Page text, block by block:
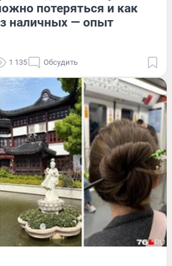
потеряться и как
наличных — опыт
1 135 Обсудить